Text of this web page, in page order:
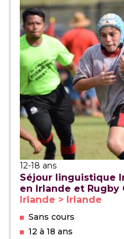
12-18 ans
Séjour linguistique
en Irlande et Rugby
Irlande > Irlande
Sans cours
12 à 18 ans